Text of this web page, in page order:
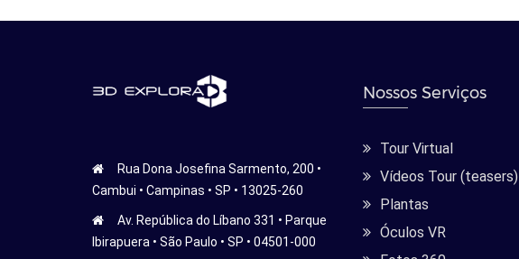
Rua Dona Josefina Sarmento, 200 •
Cambui • Campinas • SP • 13025-260
Av. República do Líbano 331 • Parque
Ibirapuera • São Paulo • SP • 04501-000
Nossos Serviços
Tour Virtual
Vídeos Tour (teasers)
Plantas
Óculos VR